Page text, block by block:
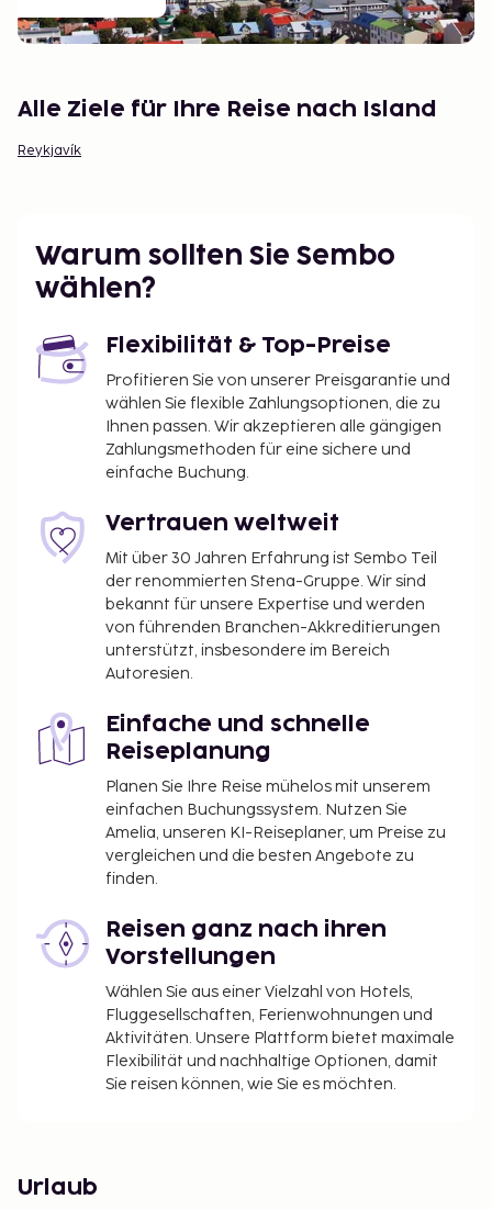
Alle Ziele für Ihre Reise nach Island
Reykjavík
Warum sollten Sie Sembo
wählen?
Flexibilität & Top-Preise
Profitieren Sie von unserer Preisgarantie und
wählen Sie flexible Zahlungsoptionen, die zu
Ihnen passen. Wir akzeptieren alle gängigen
Zahlungsmethoden für eine sichere und
einfache Buchung.
Vertrauen weltweit
Mit über 30 Jahren Erfahrung ist Sembo Teil
der renommierten Stena-Gruppe. Wir sind
bekannt für unsere Expertise und werden
von führenden Branchen-Akkreditierungen
unterstützt, insbesondere im Bereich
Autoresien.
Einfache und schnelle
Reiseplanung
Planen Sie Ihre Reise mühelos mit unserem
einfachen Buchungssystem. Nutzen Sie
Amelia, unseren KI-Reiseplaner, um Preise zu
vergleichen und die besten Angebote zu
finden.
Reisen ganz nach ihren
Vorstellungen
Wählen Sie aus einer Vielzahl von Hotels,
Fluggesellschaften, Ferienwohnungen und
Aktivitäten. Unsere Plattform bietet maximale
Flexibilität und nachhaltige Optionen, damit
Sie reisen können, wie Sie es möchten.
Urlaub